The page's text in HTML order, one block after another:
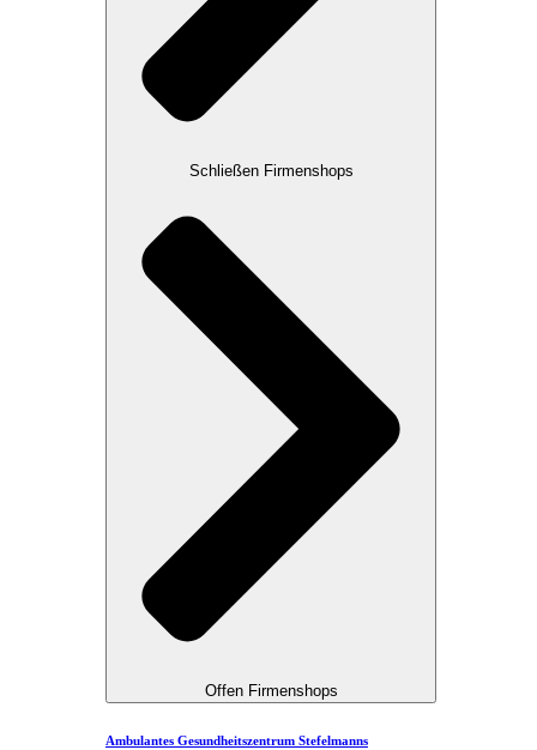
Schließen Firmenshops
Offen Firmenshops
Ambulantes Gesundheitszentrum Stefelmanns